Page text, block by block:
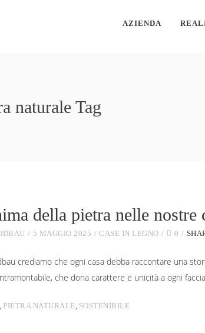
AZIENDA
naturale Tag
della pietra nelle nostre
5 MAGGIO 2025 CASE IN LEGNO 0
crediamo che ogni casa debba raccontare una
che dona carattere e unicità a ogni
, PIETRA NATURALE , SOSTENIBILE